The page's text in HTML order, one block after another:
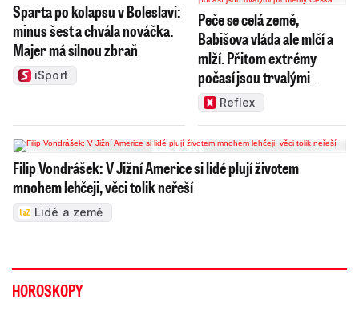
Sparta po kolapsu v Boleslavi:
minus šest a chvála nováčka.
Majer má silnou zbraň
iSport
Peče se celá země,
Babišova vláda ale mlčí a
mlží. Přitom extrémy
počasí jsou trvalými
problémy Česka
Reflex
Filip Vondrášek: V Jižní Americe si lidé plují životem
mnohem lehčeji, věci tolik neřeší
Lidé a země
HOROSKOPY